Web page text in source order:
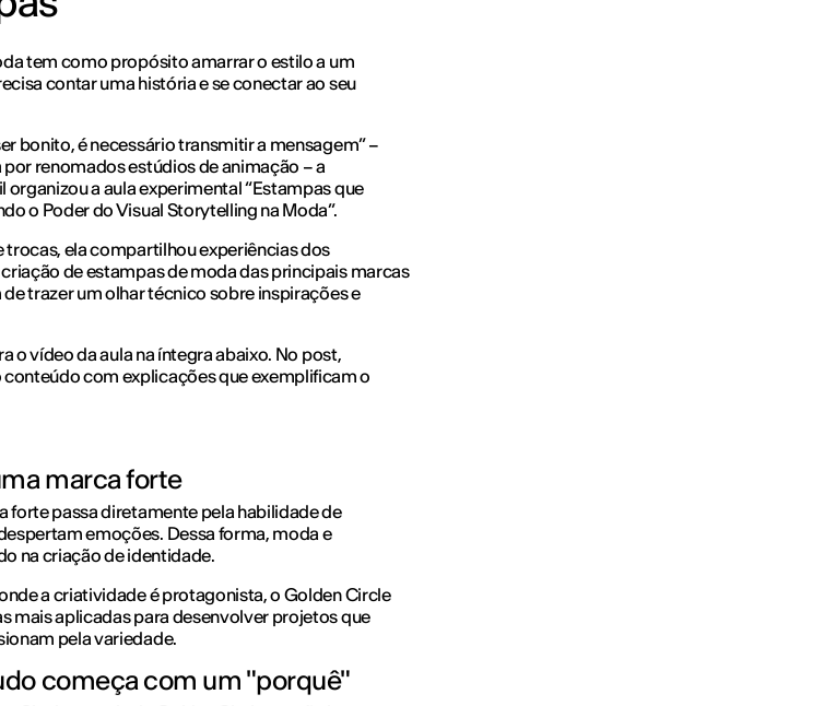
tem como propósito amarrar o estilo a um
contar uma história e se conectar ao seu
bonito, é necessário transmitir a mensagem” –
renomados estúdios de animação – a
organizou a aula experimental “Estampas que
o Poder do Visual Storytelling na Moda”.
trocas, ela compartilhou experiências dos
de estampas de moda das principais marcas
trazer um olhar técnico sobre inspirações e
o vídeo da aula na íntegra abaixo. No post,
com explicações que exemplificam o
marca forte
forte passa diretamente pela habilidade de
emoções. Dessa forma, moda e
na criação de identidade.
a criatividade é protagonista, o Golden Circle
mais aplicadas para desenvolver projetos que
pela variedade.
começa com um "porquê"